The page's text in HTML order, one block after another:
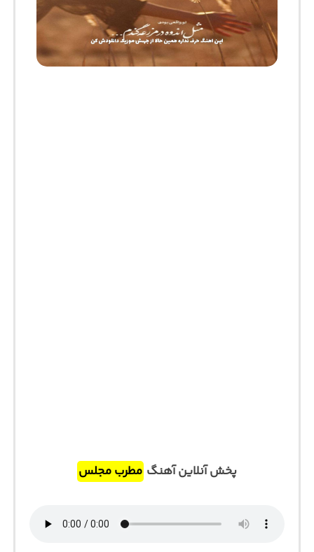
پخش آنلاین آهنگ مطرب مجلس